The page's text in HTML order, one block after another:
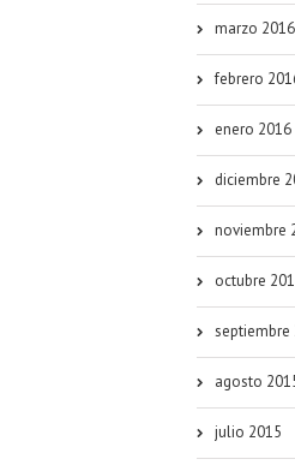
marzo 2016
febrero
enero 2016
diciembre
noviembre
octubre
septiembre
agosto
julio 2015